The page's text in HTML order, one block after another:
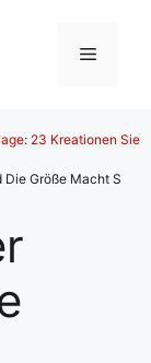
Menü
23 Kreationen Sie
Die Größe Macht S